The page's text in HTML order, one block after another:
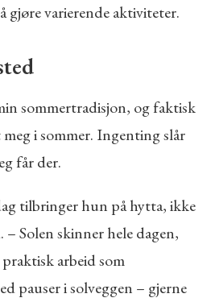
gjøre varierende aktiviteter.
sommertradisjon, og faktisk
i sommer. Ingenting slår
får der.
tilbringer hun på hytta, ikke
Solen skinner hele dagen,
arbeid som
pauser i solveggen – gjerne